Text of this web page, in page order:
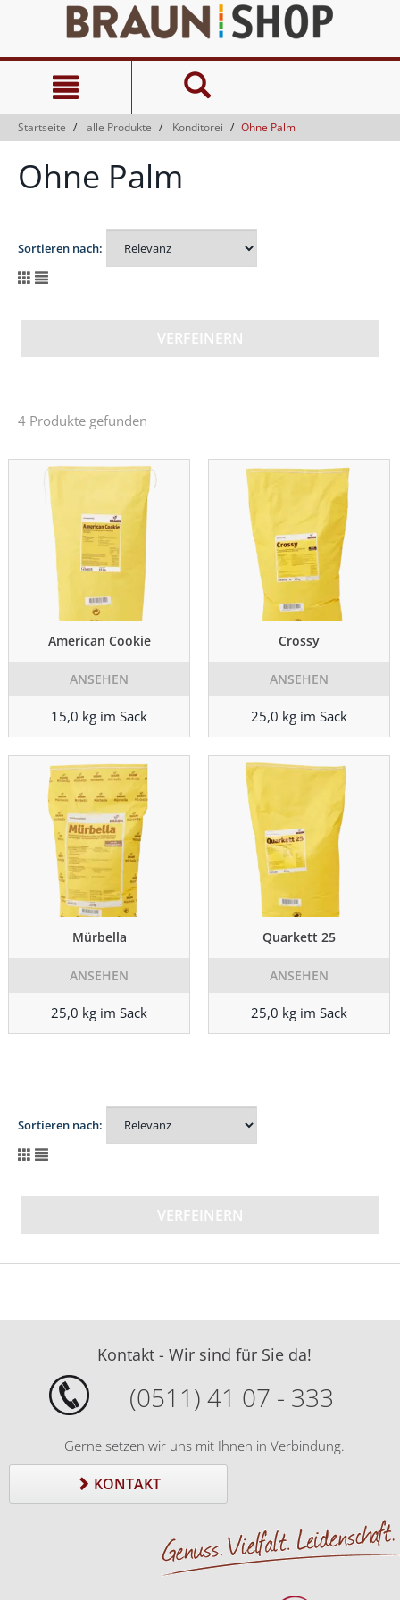
springen
Navigationsmenü
springen
Startseite alle Produkte Konditorei Ohne Palm
Ohne Palm
Sortieren nach:
VERFEINERN
4 Produkte gefunden
American Cookie
ANSEHEN
15,0 kg im Sack
Crossy
ANSEHEN
25,0 kg im Sack
Mürbella
ANSEHEN
25,0 kg im Sack
Quarkett 25
ANSEHEN
25,0 kg im Sack
Sortieren nach:
VERFEINERN
Kontakt - Wir sind für Sie da!
(0511) 41 07 - 333
Gerne setzen wir uns mit Ihnen in Verbindung.
KONTAKT